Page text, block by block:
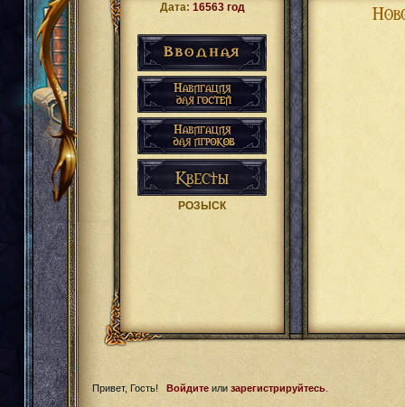
Дата: 16563 год
РОЗЫСК
Привет, Гость! Войдитеили зарегистрируйтесь.